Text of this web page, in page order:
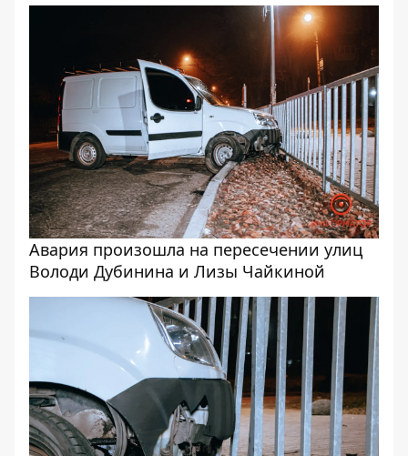
Авария произошла на пересечении улиц
Володи Дубинина и Лизы Чайкиной